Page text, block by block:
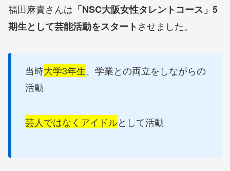
福田麻貴さんは 「NSC大阪女性タレントコース」5
期生として芸能活動をスタートさせました。
当時大学3年生、学業との両立をしながらの
活動
芸人ではなくアイドルとして活動